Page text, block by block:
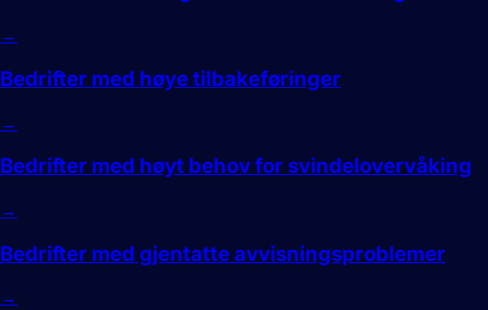
→
Bedrifter med høye tilbakeføringer
→
Bedrifter med høyt behov for svindelovervåking
→
Bedrifter med gjentatte avvisningsproblemer
→